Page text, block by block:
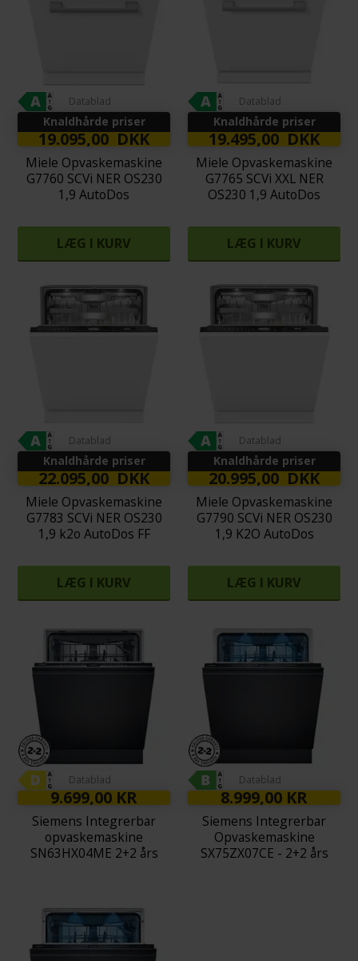
Datablad
Knaldhårde priser
19.095,00 DKK
Miele Opvaskemaskine
G7760 SCVi NER OS230
1,9 AutoDos
LÆG I KURV
Datablad
Knaldhårde priser
19.495,00 DKK
Miele Opvaskemaskine
G7765 SCVi XXL NER
OS230 1,9 AutoDos
LÆG I KURV
Datablad
Knaldhårde priser
22.095,00 DKK
Miele Opvaskemaskine
G7783 SCVi NER OS230
1,9 k2o AutoDos FF
LÆG I KURV
Datablad
Knaldhårde priser
20.995,00 DKK
Miele Opvaskemaskine
G7790 SCVi NER OS230
1,9 K2O AutoDos
LÆG I KURV
Datablad
9.699,00 KR
Siemens Integrerbar
opvaskemaskine
SN63HX04ME 2+2 års
Datablad
8.999,00 KR
Siemens Integrerbar
Opvaskemaskine
SX75ZX07CE - 2+2 års